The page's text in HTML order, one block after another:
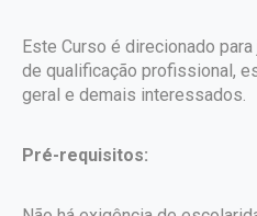
Este Curso é direcionado
de qualificação profissional,
geral e demais interessados.
Pré-requisitos: